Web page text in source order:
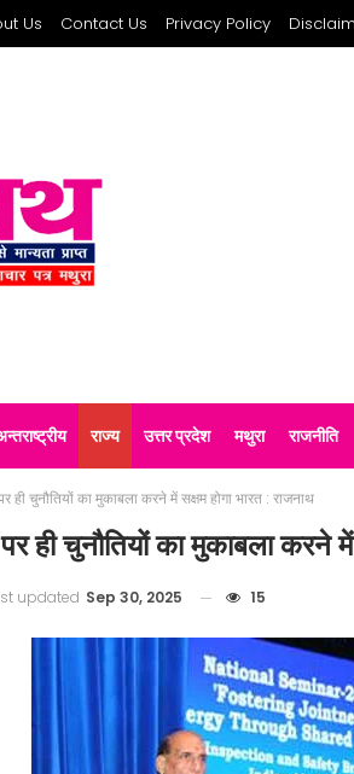
Us Contact Us Privacy Policy
राज्य उत्तर प्रदेश मथुरा राजनीति
चुनौतियों का मुकाबला करने में सक्षम होगा भारत : राजनाथ
चुनौतियों का मुकाबला करने में
updated Sep 30, 2025 15